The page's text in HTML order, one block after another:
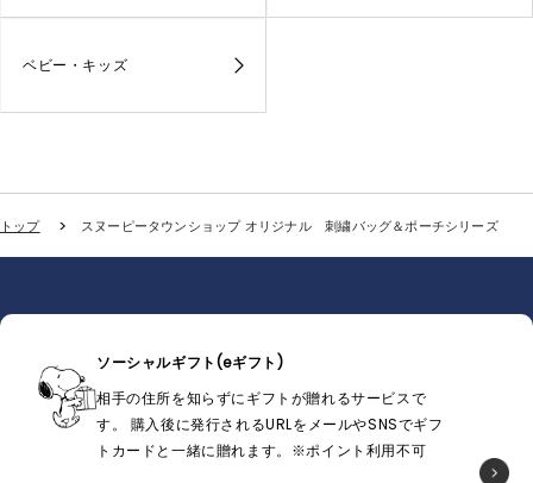
ベビー・キッズ
トップ スヌーピータウンショップ オリジナル 刺繍バッグ＆ポーチシリーズ
ソーシャルギフト(eギフト)
相手の住所を知らずにギフトが贈れるサービスで
す。 購入後に発行されるURLをメールやSNSでギフ
トカードと一緒に贈れます。※ポイント利用不可